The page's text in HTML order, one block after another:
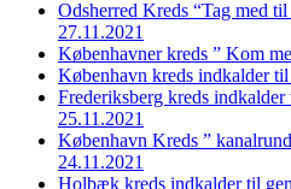
Odsherred Kreds “Tag med
27.11.2021
Københavner kreds ” Kom
København kreds indkalder
Frederiksberg kreds
25.11.2021
København Kreds ”
24.11.2021
Holbæk kreds indkalder til